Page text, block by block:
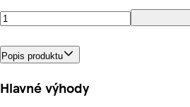
Popis produktu
Hlavné výhody